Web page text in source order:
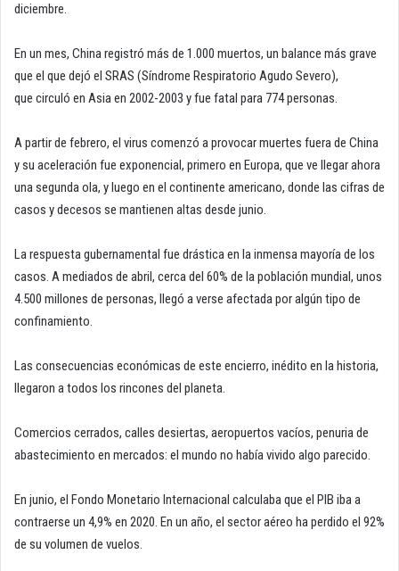
diciembre.
En un mes, China registró más de 1.000 muertos, un balance más grave
que el que dejó el SRAS (Síndrome Respiratorio Agudo Severo),
que circuló en Asia en 2002-2003 y fue fatal para 774 personas.
A partir de febrero, el virus comenzó a provocar muertes fuera de China
y su aceleración fue exponencial, primero en Europa, que ve llegar ahora
una segunda ola, y luego en el continente americano, donde las cifras de
casos y decesos se mantienen altas desde junio.
La respuesta gubernamental fue drástica en la inmensa mayoría de los
casos. A mediados de abril, cerca del 60% de la población mundial, unos
4.500 millones de personas, llegó a verse afectada por algún tipo de
confinamiento.
Las consecuencias económicas de este encierro, inédito en la historia,
llegaron a todos los rincones del planeta.
Comercios cerrados, calles desiertas, aeropuertos vacíos, penuria de
abastecimiento en mercados: el mundo no había vivido algo parecido.
En junio, el Fondo Monetario Internacional calculaba que el PIB iba a
contraerse un 4,9% en 2020. En un año, el sector aéreo ha perdido el 92%
de su volumen de vuelos.